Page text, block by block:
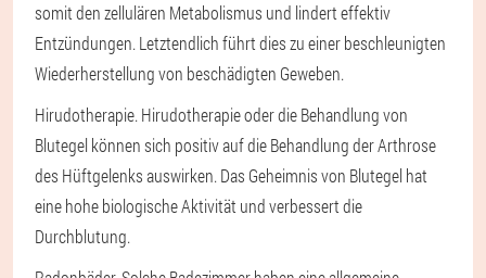
somit den zellulären Metabolismus und lindert effektiv
Entzündungen. Letztendlich führt dies zu einer beschleunigten
Wiederherstellung von beschädigten Geweben.
Hirudotherapie. Hirudotherapie oder die Behandlung von
Blutegel können sich positiv auf die Behandlung der Arthrose
des Hüftgelenks auswirken. Das Geheimnis von Blutegel hat
eine hohe biologische Aktivität und verbessert die
Durchblutung.